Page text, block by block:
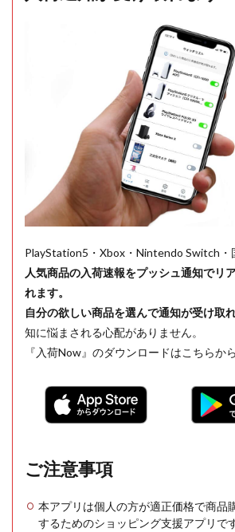
PlayStation5・Xbox・Nintendo Switch・
人気商品の入荷速報をプッシュ通知でリ
れます。
自分の欲しい商品を選んで通知が受け取
知に悩まされる心配がありません。
『入荷Now』のダウンロードはこちらか
ご注意事項
本アプリは個人の方が適正価格で商品
するためのショッピング支援アプリです